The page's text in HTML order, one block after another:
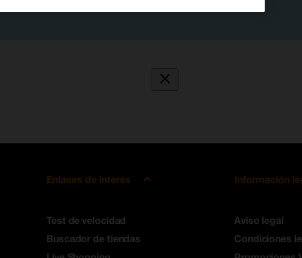
Enlaces de interés
Test de velocidad
Buscador de tiendas
Información
Aviso legal
Condiciones